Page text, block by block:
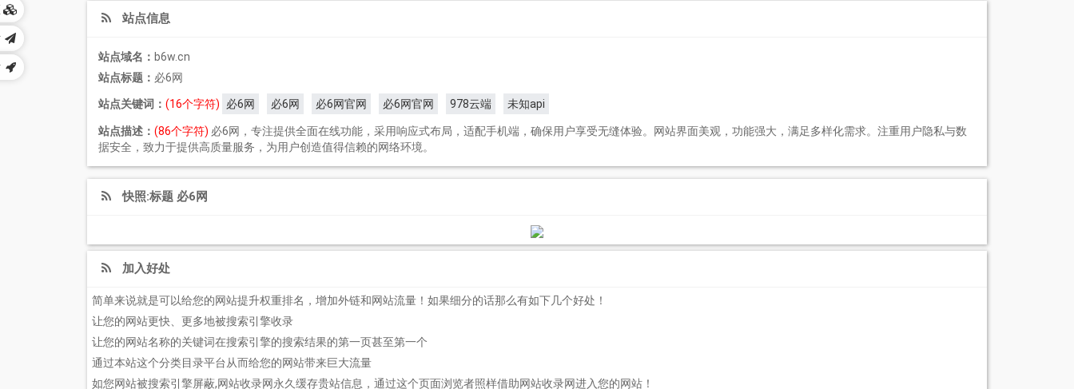
站点信息
站点域名： b6w.cn
站点标题： 必6网
站点关键词： (16个字符) 必6网 必6网 必6网官网 必6网官网 978云端 未知api
站点描述： (86个字符) 必6网，专注提供全面在线功能，采用响应式布局，适配手机端，确保用户享受无缝体验。网站界面美观，功能强大，满足多样化需求。注重用户隐私与数
据安全，致力于提供高质量服务，为用户创造值得信赖的网络环境。
快照:标题 必6网
加入好处
简单来说就是可以给您的网站提升权重排名，增加外链和网站流量！如果细分的话那么有如下几个好处！
让您的网站更快、更多地被搜索引擎收录
让您的网站名称的关键词在搜索引擎的搜索结果的第一页甚至第一个
通过本站这个分类目录平台从而给您的网站带来巨大流量
如您网站被搜索引擎屏蔽,网站收录网永久缓存贵站信息，通过这个页面浏览者照样借助网站收录网进入您的网站！